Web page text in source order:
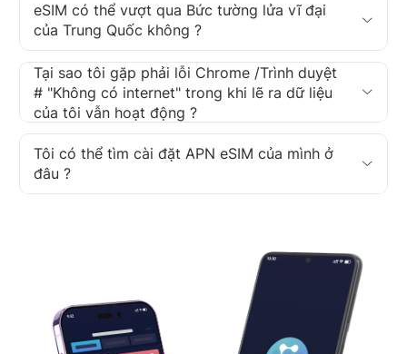
eSIM có thể vượt qua Bức tường lửa vĩ đại
của Trung Quốc không ?
Tại sao tôi gặp phải lỗi Chrome /Trình duyệt
# "Không có internet" trong khi lẽ ra dữ liệu
của tôi vẫn hoạt động ?
Tôi có thể tìm cài đặt APN eSIM của mình ở
đâu ?